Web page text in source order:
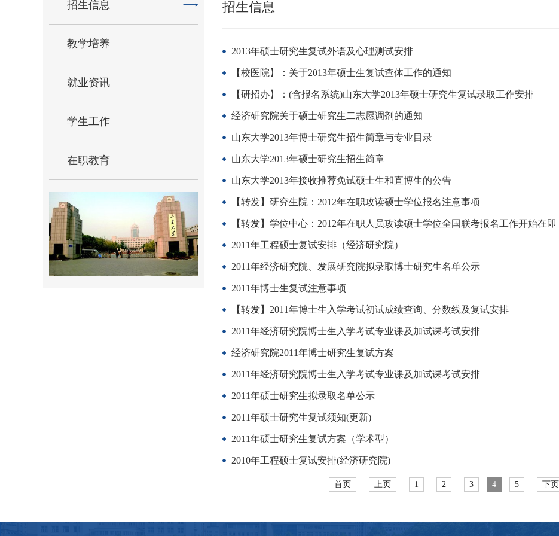
招生信息
教学培养
就业资讯
学生工作
在职教育
招生信息
2013年硕士研究生复试外语及心理测试安排
【校医院】：关于2013年硕士生复试查体工作的通知
【研招办】：(含报名系统)山东大学2013年硕士研究生复试录取工作安排
经济研究院关于硕士研究生二志愿调剂的通知
山东大学2013年博士研究生招生简章与专业目录
山东大学2013年硕士研究生招生简章
山东大学2013年接收推荐免试硕士生和直博生的公告
【转发】研究生院：2012年在职攻读硕士学位报名注意事项
【转发】学位中心：2012年在职人员攻读硕士学位全国联考报名工作开始在即
2011年工程硕士复试安排（经济研究院）
2011年经济研究院、发展研究院拟录取博士研究生名单公示
2011年博士生复试注意事项
【转发】2011年博士生入学考试初试成绩查询、分数线及复试安排
2011年经济研究院博士生入学考试专业课及加试课考试安排
经济研究院2011年博士研究生复试方案
2011年经济研究院博士生入学考试专业课及加试课考试安排
2011年硕士研究生拟录取名单公示
2011年硕士研究生复试须知(更新)
2011年硕士研究生复试方案（学术型）
2010年工程硕士复试安排(经济研究院)
首页 上页 1 2 3 4 5 下页